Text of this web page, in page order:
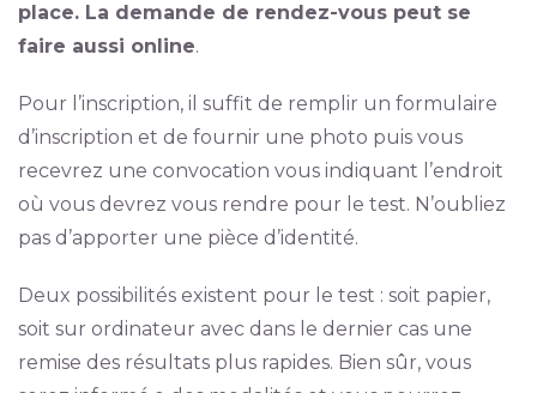
place. La demande de rendez-vous peut se
faire aussi online.
Pour l’inscription, il suffit de remplir un formulaire
d’inscription et de fournir une photo puis vous
recevrez une convocation vous indiquant l’endroit
où vous devrez vous rendre pour le test. N’oubliez
pas d’apporter une pièce d’identité.
Deux possibilités existent pour le test : soit papier,
soit sur ordinateur avec dans le dernier cas une
remise des résultats plus rapides. Bien sûr, vous